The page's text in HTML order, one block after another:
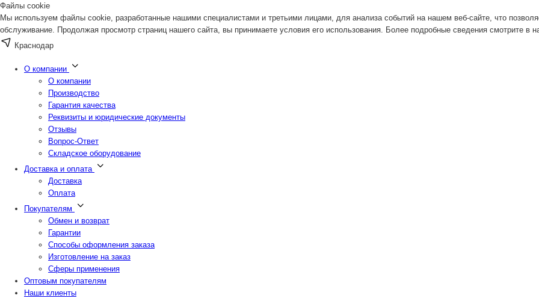
Файлы cookie
Мы используем файлы cookie, разработанные нашими специалистами и третьими лицами, для анализа событий на нашем веб-сайте, что
обслуживание. Продолжая просмотр страниц нашего сайта, вы принимаете условия его использования. Более подробные сведения смотрите в
Краснодар
О компании
О компании
Производство
Гарантия качества
Реквизиты и юридические документы
Отзывы
Вопрос-Ответ
Складское оборудование
Доставка и оплата
Доставка
Оплата
Покупателям
Обмен и возврат
Гарантии
Способы оформления заказа
Изготовление на заказ
Сферы применения
Оптовым покупателям
Наши клиенты